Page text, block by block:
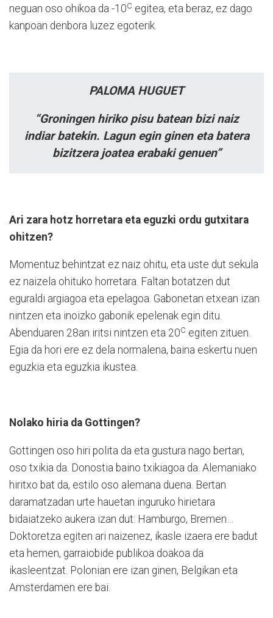
neguan oso ohikoa da -10C egitea, eta beraz, ez dago
kanpoan denbora luzez egoterik.
PALOMA HUGUET
“Groningen hiriko pisu batean bizi naiz
indiar batekin. Lagun egin ginen eta batera
bizitzera joatea erabaki genuen”
Ari zara hotz horretara eta eguzki ordu gutxitara
ohitzen?
Momentuz behintzat ez naiz ohitu, eta uste dut sekula
ez naizela ohituko horretara. Faltan botatzen dut
eguraldi argiagoa eta epelagoa. Gabonetan etxean izan
nintzen eta inoizko gabonik epelenak egin ditu.
Abenduaren 28an iritsi nintzen eta 20C egiten zituen.
Egia da hori ere ez dela normalena, baina eskertu nuen
eguzkia eta eguzkia ikustea.
Nolako hiria da Gottingen?
Gottingen oso hiri polita da eta gustura nago bertan,
oso txikia da. Donostia baino txikiagoa da. Alemaniako
hiritxo bat da, estilo oso alemana duena. Bertan
daramatzadan urte hauetan inguruko hirietara
bidaiatzeko aukera izan dut: Hamburgo, Bremen…
Doktoretza egiten ari naizenez, ikasle izaera ere badut
eta hemen, garraiobide publikoa doakoa da
ikasleentzat. Polonian ere izan ginen, Belgikan eta
Amsterdamen ere bai.